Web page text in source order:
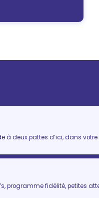
à deux pattes d’ici, dans
programme fidélité, petites